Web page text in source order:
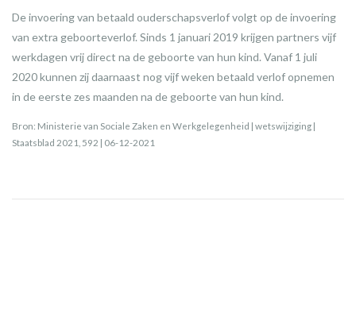
De invoering van betaald ouderschapsverlof volgt op de invoering
van extra geboorteverlof. Sinds 1 januari 2019 krijgen partners vijf
werkdagen vrij direct na de geboorte van hun kind. Vanaf 1 juli
2020 kunnen zij daarnaast nog vijf weken betaald verlof opnemen
in de eerste zes maanden na de geboorte van hun kind.
Bron: Ministerie van Sociale Zaken en Werkgelegenheid | wetswijziging |
Staatsblad 2021, 592 | 06-12-2021